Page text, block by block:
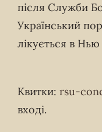
після Служби
Український
лікується в
Квитки: rsu-
вході.